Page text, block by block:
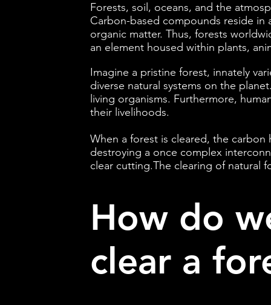
Forests, soil, oceans, and the
Carbon-based compounds reside in
organic matter. Thus, forests
an element housed within plants,
Imagine a pristine forest, innately
diverse natural systems on the
living organisms. Furthermore,
their livelihoods.
When a forest is cleared, the
destroying a once complex
clear cutting.The clearing of natural
How do
clear a